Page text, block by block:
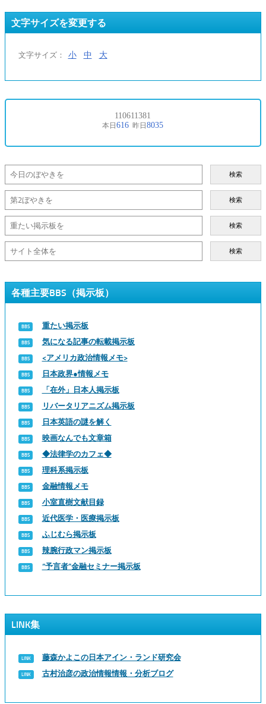
文字サイズを変更する
文字サイズ： 小 中 大
検索
検索
検索
検索
各種主要BBS（掲示板）
重たい掲示板
気になる記事の転載掲示板
<アメリカ政治情報メモ>
日本政界●情報メモ
「在外」日本人掲示板
リバータリアニズム掲示板
日本英語の謎を解く
映画なんでも文章箱
◆法律学のカフェ◆
理科系掲示板
金融情報メモ
小室直樹文献目録
近代医学・医療掲示板
ふじむら掲示板
辣腕行政マン掲示板
“予言者”金融セミナー掲示板
LINK集
藤森かよこの日本アイン・ランド研究会
古村治彦の政治情報情報・分析ブログ